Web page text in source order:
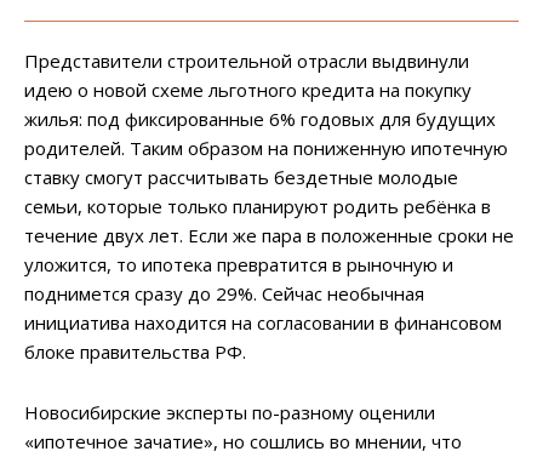
Представители строительной отрасли выдвинули
идею о новой схеме льготного кредита на покупку
жилья: под фиксированные 6% годовых для будущих
родителей. Таким образом на пониженную ипотечную
ставку смогут рассчитывать бездетные молодые
семьи, которые только планируют родить ребёнка в
течение двух лет. Если же пара в положенные сроки не
уложится, то ипотека превратится в рыночную и
поднимется сразу до 29%. Сейчас необычная
инициатива находится на согласовании в финансовом
блоке правительства РФ.
Новосибирские эксперты по-разному оценили
«ипотечное зачатие», но сошлись во мнении, что